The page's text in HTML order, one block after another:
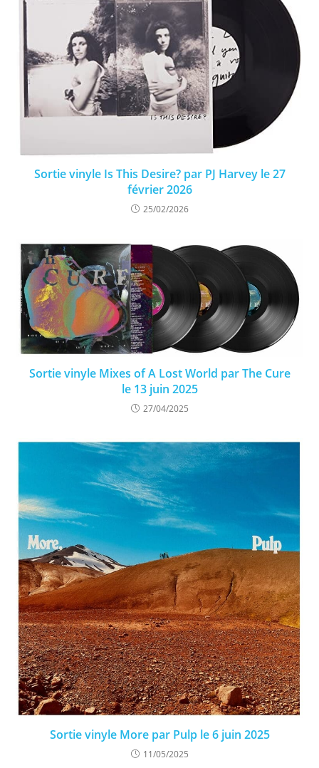
Sortie vinyle Is This Desire? par PJ Harvey le 27
février 2026
25/02/2026
Sortie vinyle Mixes of A Lost World par The Cure
le 13 juin 2025
27/04/2025
Sortie vinyle More par Pulp le 6 juin 2025
11/05/2025